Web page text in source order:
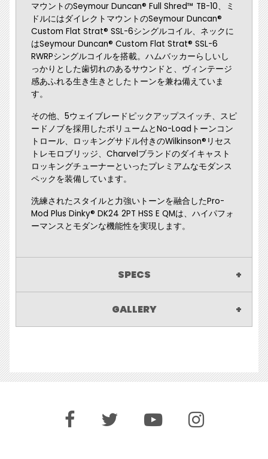
マウントのSeymour Duncan® Full Shred™ TB-10、ミ
ドルにはダイレクトマウントのSeymour Duncan®
Custom Flat Strat® SSL-6シングルコイル、ネックに
はSeymour Duncan® Custom Flat Strat® SSL-6
RWRPシングルコイルを搭載。ハムバッカーらしいし
っかりとした歯切れのあるサウンドと、ヴィンテージ
感あふれる生き生きとしたトーンを兼ね備えていま
す。
その他、5ウェイブレードピックアップスイッチ、スピ
ードノブを採用したボリュームとNo-Loadトーンコン
トロール、ロッキングサドル付きのWilkinson®リセス
トレモロブリッジ、Charvelブランドのダイキャスト
ロッキングチューナーといったプレミアムなモダンス
ペックを装備しています。
洗練されたスタイルと力強いトーンを融合したPro-
Mod Plus Dinky® DK24 2PT HSS E QMは、ハイパフォ
ーマンスとモダンな機能性を実現します。
SPECS
GALLERY